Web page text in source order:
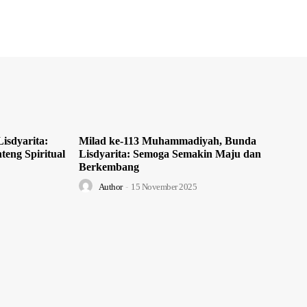
Spiritual
Milad ke-113 Muhammadiyah, Bunda
Lisdyarita: Semoga Semakin Maju dan
Berkembang
Author - 15 November 2025